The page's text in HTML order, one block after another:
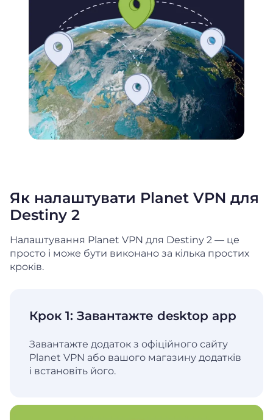
Як налаштувати Planet VPN для
Destiny 2
Налаштування Planet VPN для Destiny 2 — це
просто і може бути виконано за кілька простих
кроків.
Крок 1: Завантажте desktop app
Завантажте додаток з офіційного сайту
Planet VPN або вашого магазину додатків
і встановіть його.